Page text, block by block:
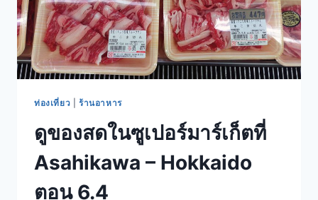
ท่องเที่ยว ร้านอาหาร
ดูของสดในซูเปอร์มาร์เก็ตที่
Asahikawa – Hokkaido
ตอน 6.4